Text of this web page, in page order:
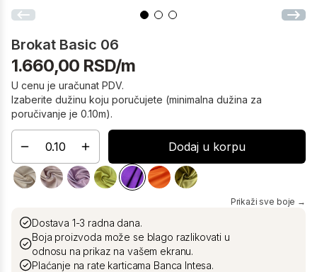
Brokat Basic 06
1.660,00 RSD/m
U cenu je uračunat PDV.
Izaberite dužinu koju poručujete (minimalna dužina za
poručivanje je 0.10m).
Dodaj u korpu
Prikaži sve boje →
Dostava 1-3 radna dana.
Boja proizvoda može se blago razlikovati u
odnosu na prikaz na vašem ekranu.
Plaćanje na rate karticama Banca Intesa.